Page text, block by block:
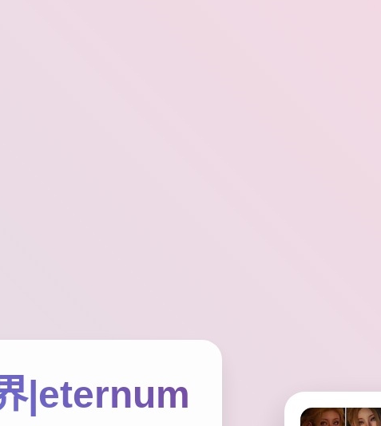
|eternum